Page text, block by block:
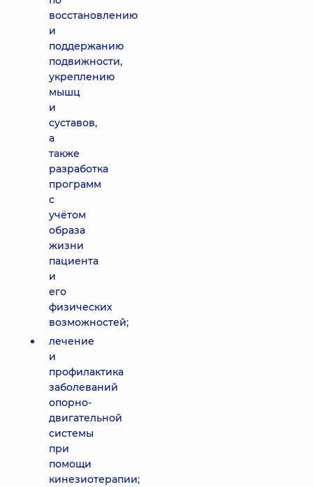
восстановлению
и
поддержанию
подвижности,
укреплению
мышц
и
суставов,
а
также
разработка
программ
с
учётом
образа
жизни
пациента
и
его
физических
возможностей;
лечение
и
профилактика
заболеваний
опорно-
двигательной
системы
при
помощи
кинезиотерапии;